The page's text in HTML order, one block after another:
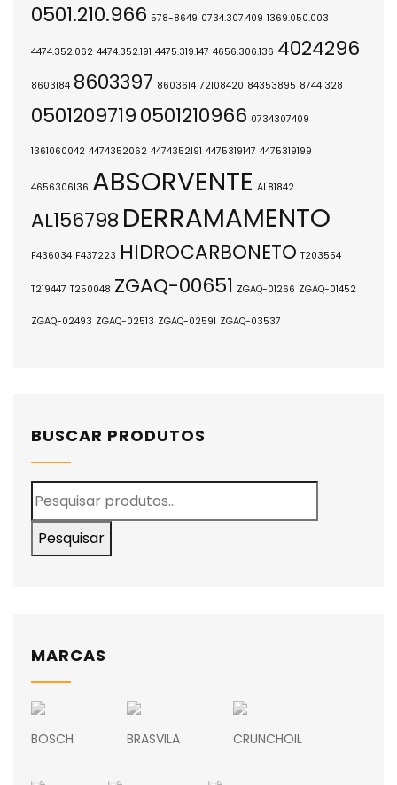
0501.210.966 578-8649 0734.307.409 1369.050.003
4474.352.062 4474.352.191 4475.319.147 4656.306.136 4024296
8603184 8603397 8603614 72108420 84353895 87441328
05012097190501210966 0734307409
1361060042 4474352062 4474352191 4475319147 4475319199
4656306136 ABSORVENTE AL81842
AL156798 DERRAMAMENTO
F436034 F437223 HIDROCARBONETO T203554
T219447 T250048 ZGAQ-00651 ZGAQ-01266 ZGAQ-01452
ZGAQ-02493 ZGAQ-02513 ZGAQ-02591 ZGAQ-03537
BUSCAR PRODUTOS
Pesquisar
MARCAS
BOSCH BRASVILA CRUNCHOIL